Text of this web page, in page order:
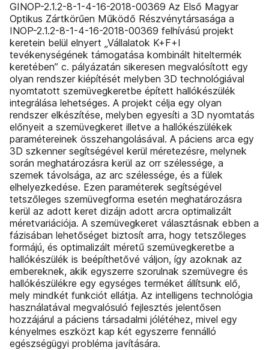
GINOP-2.1.2-8-1-4-16-2018-00369 Az Első Magyar
Optikus Zártkörűen Működő Részvénytársasága a
INOP-2.1.2-8-1-4-16-2018-00369 felhívású projekt
keretein belül elnyert „Vállalatok K+F+I
tevékenységének támogatása kombinált hiteltermék
keretében” c. pályázatán sikeresen megvalósított egy
olyan rendszer kiépítését melyben 3D technológiával
nyomtatott szemüvegkeretbe épített hallókészülék
integrálása lehetséges. A projekt célja egy olyan
rendszer elkészítése, melyben egyesíti a 3D nyomtatás
előnyeit a szemüvegkeret illetve a hallókészülékek
paramétereinek összehangolásával. A páciens arca egy
3D szkenner segítségével kerül méretezésre, melynek
során meghatározásra kerül az orr szélessége, a
szemek távolsága, az arc szélessége, és a fülek
elhelyezkedése. Ezen paraméterek segítségével
tetszőleges szemüvegforma esetén meghatározásra
kerül az adott keret dizájn adott arcra optimalizált
méretvariációja. A szemüvegkeret választásnak ebben a
fázisában lehetőséget biztosít arra, hogy tetszőleges
formájú, és optimalizált méretű szemüvegkeretbe a
hallókészülék is beépíthetővé váljon, így azoknak az
embereknek, akik egyszerre szorulnak szemüvegre és
hallókészülékre egy egységes terméket állítsunk elő,
mely mindkét funkciót ellátja. Az intelligens technológia
használatával megvalósuló fejlesztés jelentősen
hozzájárul a páciens társadalmi jólétéhez, mivel egy
kényelmes eszközt kap két egyszerre fennálló
egészségügyi probléma javítására.